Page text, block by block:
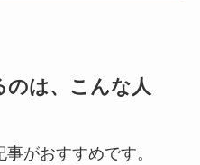
のは、こんな人
がおすすめです。